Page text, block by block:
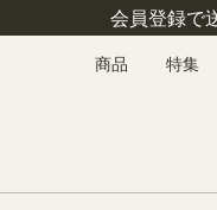
会員登録で
商品 特集
棚可動 本棚 シェルフ タナリ